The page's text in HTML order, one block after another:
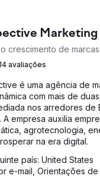
Marketing
crescimento de
avaliações
é uma agência de
com mais de
nos arredores de
A empresa auxilia
agrotecnologia,
na era digital.
país: United States
e-mail, Orientações de